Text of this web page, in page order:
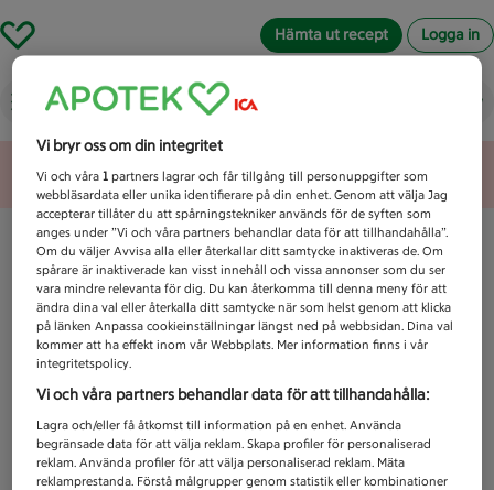
Hämta ut recept Logga in
Vad letar du efter idag?
Unknown error
Vi bryr oss om din integritet
Vi och våra1 partners lagrar och får tillgång till personuppgifter som
webbläsardata eller unika identifierare på din enhet. Genom att välja Jag
accepterar tillåter du att spårningstekniker används för de syften som
anges under ”Vi och våra partners behandlar data för att tillhandahålla”.
Om du väljer Avvisa alla eller återkallar ditt samtycke inaktiveras de. Om
spårare är inaktiverade kan visst innehåll och vissa annonser som du ser
vara mindre relevanta för dig. Du kan återkomma till denna meny för att
ändra dina val eller återkalla ditt samtycke när som helst genom att klicka
på länken Anpassa cookieinställningar längst ned på webbsidan. Dina val
kommer att ha effekt inom vår Webbplats. Mer information finns i vår
integritetspolicy.
Vi och våra partners behandlar data för att tillhandahålla:
Lagra och/eller få åtkomst till information på en enhet. Använda
begränsade data för att välja reklam. Skapa profiler för personaliserad
reklam. Använda profiler för att välja personaliserad reklam. Mäta
reklamprestanda. Förstå målgrupper genom statistik eller kombinationer